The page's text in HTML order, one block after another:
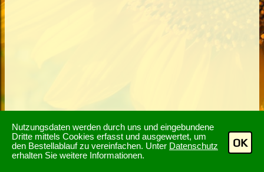
Nutzungsdaten werden durch uns und eingebundene
Dritte mittels Cookies erfasst und ausgewertet, um
den Bestellablauf zu vereinfachen. Unter Datenschutz
erhalten Sie weitere Informationen.
OK